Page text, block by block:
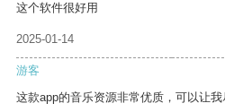
这个软件很好用
2025-01-14
游客
这款app的音乐资源非常优质，可以让我